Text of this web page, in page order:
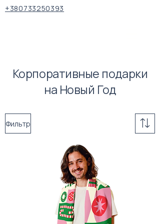
+380733250393
Корпоративные подарки
на Новый Год
Фильтр